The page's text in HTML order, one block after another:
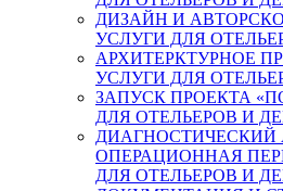
ДИЗАЙН И
УСЛУГИ ДЛЯ
АРХИТЕРКТУРНОЕ
УСЛУГИ ДЛЯ
ЗАПУСК ПРОЕКТА
ДЛЯ ОТЕЛЬЕРОВ И
ДИАГНОСТИЧЕСКИЙ
ОПЕРАЦИОННАЯ
ДЛЯ ОТЕЛЬЕРОВ И